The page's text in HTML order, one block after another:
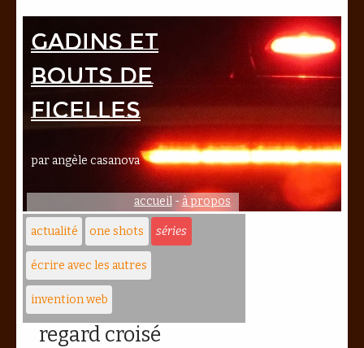
Gadins et
bouts de
ficelles
par angèle casanova
accueil-à propos
actualité one shots séries
écrire avec les autres
invention web
regard croisé